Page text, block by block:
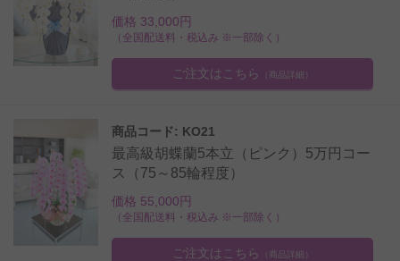
価格 33,000円
（全国配送料・税込み ※一部除く）
ご注文はこちら （商品詳細）
商品コード: KO21
最高級胡蝶蘭5本立（ピンク）5万円コー
ス（75～85輪程度）
価格 55,000円
（全国配送料・税込み ※一部除く）
ご注文はこちら （商品詳細）